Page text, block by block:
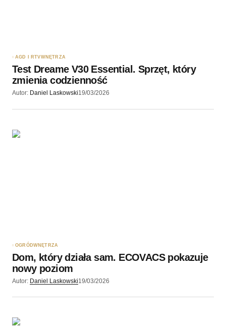
Wyślij komentarz
AGD I RTVWNĘTRZA
Test Dreame V30 Essential. Sprzęt, który
zmienia codzienność
Autor: Daniel Laskowski19/03/2026
OGRÓDWNĘTRZA
Dom, który działa sam. ECOVACS pokazuje
nowy poziom
Autor: Daniel Laskowski19/03/2026